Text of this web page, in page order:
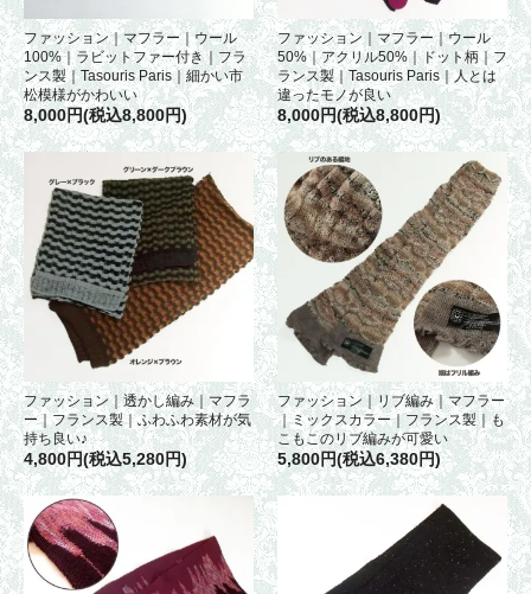
ファッション｜マフラー｜ウール
100%｜ラビットファー付き｜フラ
ンス製｜Tasouris Paris｜細かい市
松模様がかわいい
8,000円(税込8,800円)
ファッション｜マフラー｜ウール
50%｜アクリル50%｜ドット柄｜フ
ランス製｜Tasouris Paris｜人とは
違ったモノが良い
8,000円(税込8,800円)
ファッション｜透かし編み｜マフラ
ー｜フランス製｜ふわふわ素材が気
持ち良い♪
4,800円(税込5,280円)
ファッション｜リブ編み｜マフラー
｜ミックスカラー｜フランス製｜も
こもこのリブ編みが可愛い
5,800円(税込6,380円)